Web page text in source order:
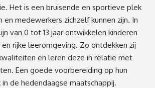
Het is een bruisende en sportieve plek
en medewerkers zichzelf kunnen zijn. In
van 0 tot 13 jaar ontwikkelen kinderen
en rijke leeromgeving. Zo ontdekken zij
en leren deze in relatie met
Een goede voorbereiding op hun
de hedendaagse maatschappij.